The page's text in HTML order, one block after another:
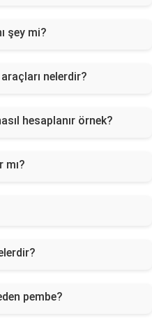
şey mi?
nelerdir?
hesaplanır örnek?
mı?
pembe?